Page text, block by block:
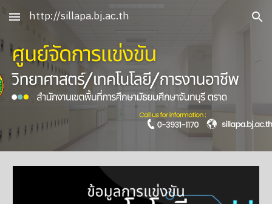
Skip to main content Skip to navigation
http://sillapa.bj.ac.th